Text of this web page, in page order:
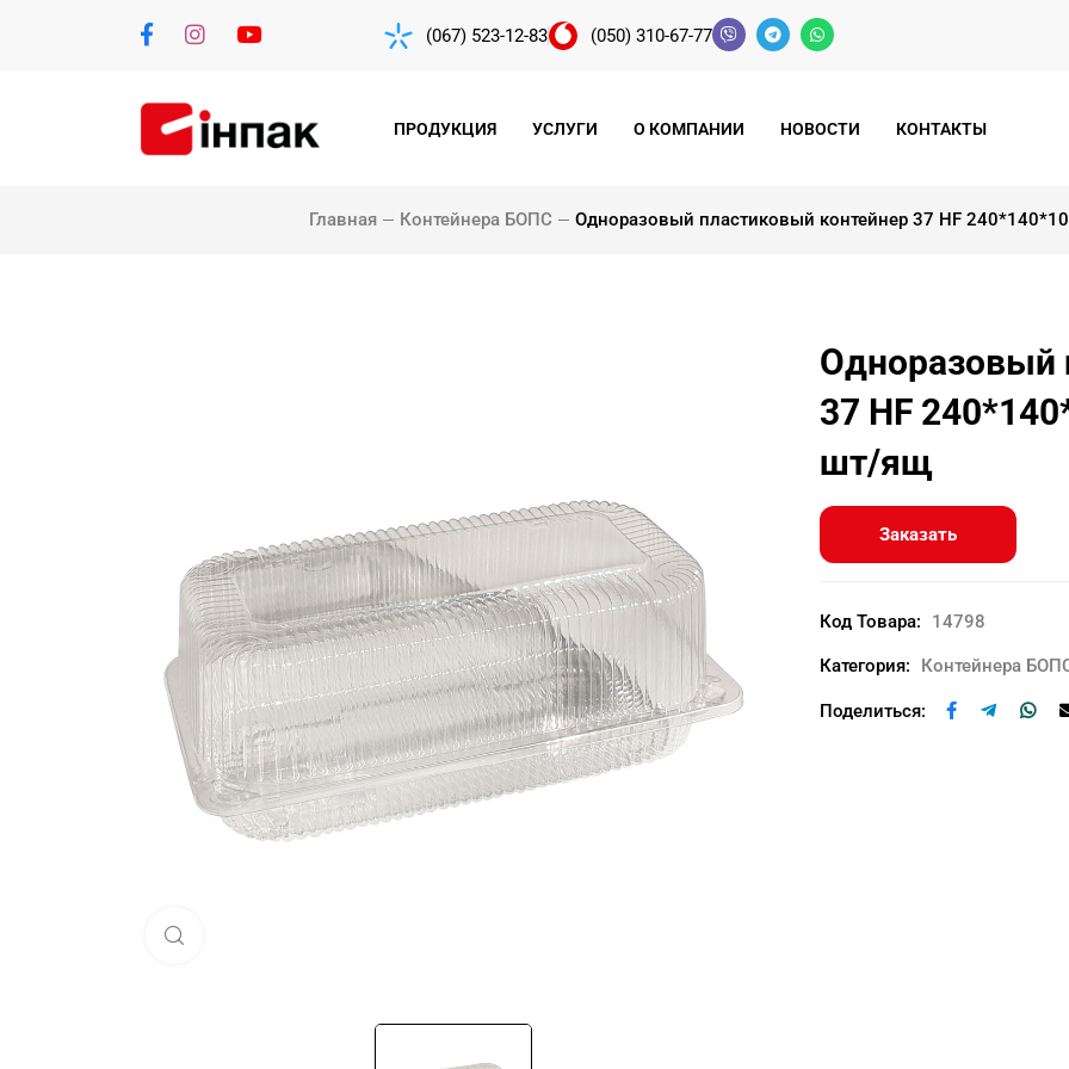
(067) 523-12-83 (050) 310-67-77
ПРОДУКЦИЯ УСЛУГИ О КОМПАНИИ НОВОСТИ КОНТАКТЫ
Главная Контейнера БОПС Одноразовый пластиковый контейнер 37 HF
Одноразовый
37 HF
шт/ящ
Заказать
Код Товара: 14798
Категория: Контейнера
Поделиться: